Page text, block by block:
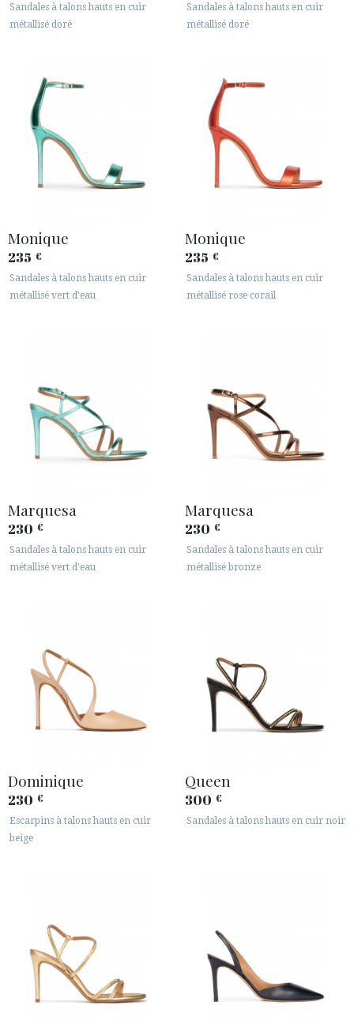
Sandales à talons hauts en cuir
métallisé doré
Sandales à talons hauts en cuir
métallisé doré
Monique
235 €
Sandales à talons hauts en cuir
métallisé vert d'eau
Monique
235 €
Sandales à talons hauts en cuir
métallisé rose corail
Marquesa
230 €
Sandales à talons hauts en cuir
métallisé vert d'eau
Marquesa
230 €
Sandales à talons hauts en cuir
métallisé bronze
Dominique
230 €
Escarpins à talons hauts en cuir
beige
Queen
300 €
Sandales à talons hauts en cuir noir